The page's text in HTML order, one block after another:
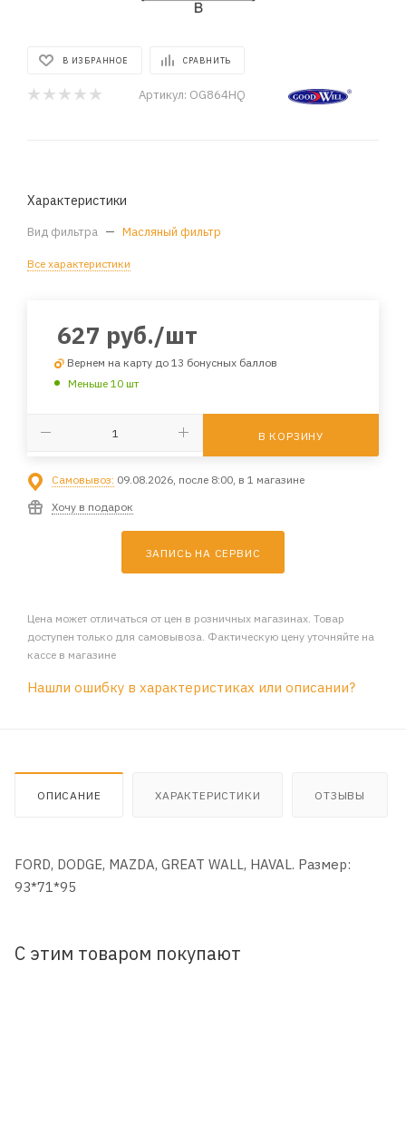
В ИЗБРАННОЕ СРАВНИТЬ
Артикул: OG864HQ
Характеристики
Вид фильтра — Масляный фильтр
Все характеристики
627 руб./шт
Вернем на карту до 13 бонусных баллов
Меньше 10 шт
В КОРЗИНУ
Самовывоз: 09.08.2026, после 8:00, в 1 магазине
Хочу в подарок
ЗАПИСЬ НА СЕРВИС
Цена может отличаться от цен в розничных магазинах. Товар
доступен только для самовывоза. Фактическую цену уточняйте на
кассе в магазине
Нашли ошибку в характеристиках или описании?
ОПИСАНИЕ ХАРАКТЕРИСТИКИ ОТЗЫВЫ
FORD, DODGE, MAZDA, GREAT WALL, HAVAL. Размер:
93*71*95
С этим товаром покупают